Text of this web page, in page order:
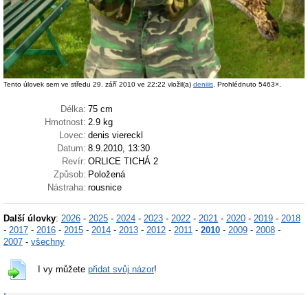
Tento úlovek sem ve středu 29. září 2010 ve 22:22 vložil(a) deniiis. Prohlédnuto 5463×.
Délka: 75 cm
Hmotnost: 2.9 kg
Lovec: denis viereckl
Datum: 8.9.2010, 13:30
Revír: ORLICE TICHÁ 2
Způsob: Položená
Nástraha: rousnice
Další úlovky: 2026 - 2025 - 2024 - 2023 - 2022 - 2021 - 2020 - 2019 - 2018
- 2017 - 2016 - 2015 - 2014 - 2013 - 2012 - 2011 - 2010 - 2009 - 2008 -
2007 - všechny
I vy můžete přidat svůj názor!